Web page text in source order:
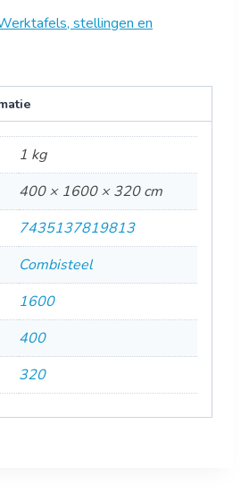
stellingen en
1 kg
400 × 1600 × 320 cm
7435137819813
Combisteel
1600
400
320